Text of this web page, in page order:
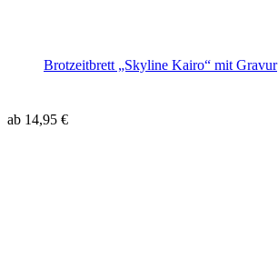
Brotzeitbrett „Skyline Kairo“ mit Gravur
ab 14,95 €